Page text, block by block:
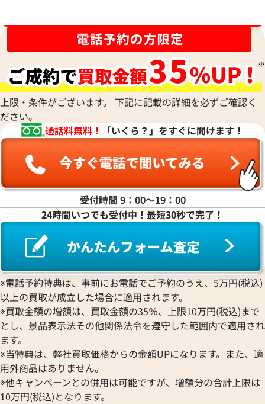
上限・条件がございます。 下記に記載の詳細を必ずご確認く
ださい。
通話料無料！
「いくら？」をすぐに聞けます！
受付時間 9：00〜19：00
24時間いつでも受付中！最短30秒で完了！
※電話予約特典は、事前にお電話でご予約のうえ、5万円(税込)
以上の買取が成立した場合に適用されます。
※買取金額の増額は、買取金額の35％、上限10万円(税込)まで
とし、景品表示法その他関係法令を遵守した範囲内で適用され
ます。
※当特典は、弊社買取価格からの金額UPになります。また、適
用外商品はありません。
※他キャンペーンとの併用は可能ですが、増額分の合計上限は
10万円(税込)となります。